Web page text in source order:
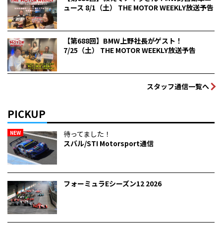
ュース 8/1（土） THE MOTOR WEEKLY放送予告
【第688回】BMW上野社長がゲスト！
7/25（土） THE MOTOR WEEKLY放送予告
スタッフ通信一覧へ
PICKUP
NEW
待ってました！
スバル/STI Motorsport通信
フォーミュラEシーズン12 2026